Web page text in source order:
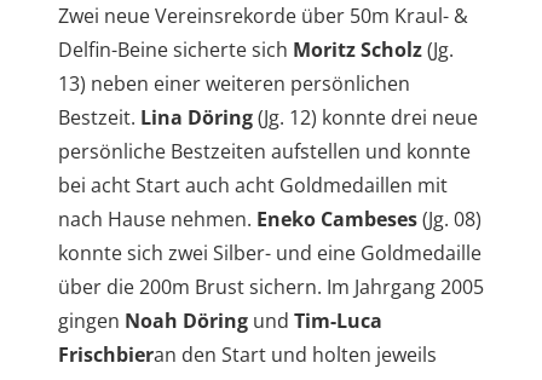
Zwei neue Vereinsrekorde über 50m Kraul- &
Delfin-Beine sicherte sich Moritz Scholz(Jg.
13) neben einer weiteren persönlichen
Bestzeit. Lina Döring(Jg. 12) konnte drei neue
persönliche Bestzeiten aufstellen und konnte
bei acht Start auch acht Goldmedaillen mit
nach Hause nehmen. Eneko Cambeses(Jg. 08)
konnte sich zwei Silber- und eine Goldmedaille
über die 200m Brust sichern. Im Jahrgang 2005
gingen Noah Döring und Tim-Luca
Frischbieran den Start und holten jeweils